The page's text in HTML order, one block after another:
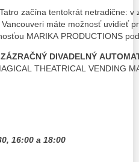
začína tentokrát netradične: v
máte možnosť uvidieť
MARIKA PRODUCTIONS
ZÁZRAČNÝ DIVADELNÝ
THEATRICAL VENDING
16:00 a 18:00